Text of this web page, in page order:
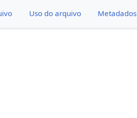
Uso do arquivo Metadados